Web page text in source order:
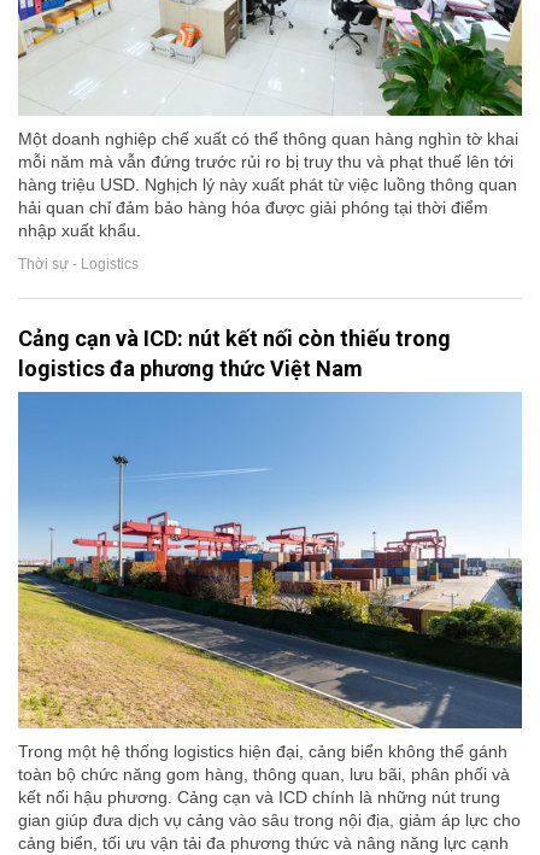
Một doanh nghiệp chế xuất có thể thông quan hàng nghìn tờ khai
mỗi năm mà vẫn đứng trước rủi ro bị truy thu và phạt thuế lên tới
hàng triệu USD. Nghịch lý này xuất phát từ việc luồng thông quan
hải quan chỉ đảm bảo hàng hóa được giải phóng tại thời điểm
nhập xuất khẩu.
Thời sự - Logistics
Cảng cạn và ICD: nút kết nối còn thiếu trong
logistics đa phương thức Việt Nam
Trong một hệ thống logistics hiện đại, cảng biển không thể gánh
toàn bộ chức năng gom hàng, thông quan, lưu bãi, phân phối và
kết nối hậu phương. Cảng cạn và ICD chính là những nút trung
gian giúp đưa dịch vụ cảng vào sâu trong nội địa, giảm áp lực cho
cảng biển, tối ưu vận tải đa phương thức và nâng năng lực cạnh